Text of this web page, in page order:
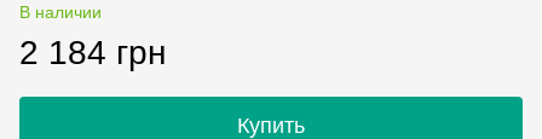
В наличии
2 184 грн
Купить